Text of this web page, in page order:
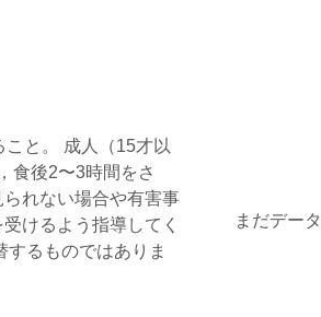
と。 成人（15才以
食後2〜3時間をさ
れない場合や有害事
けるよう指導してく
るものではありま
まだデー